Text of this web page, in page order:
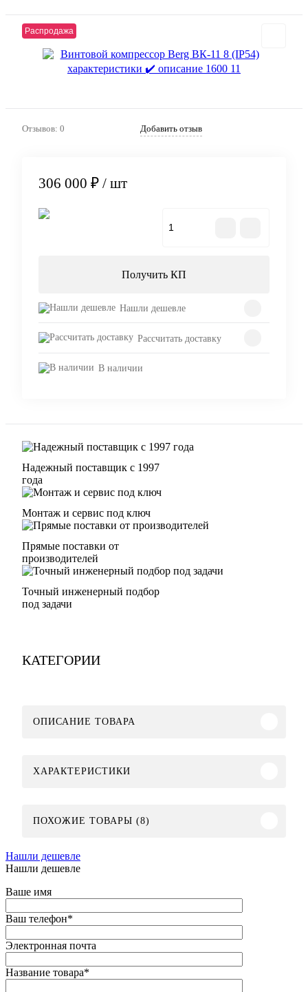
Распродажа
Отзывов: 0 Добавить отзыв
306 000 ₽ / шт
Получить КП
Нашли дешевле
Рассчитать доставку
В наличии
Надежный поставщик с 1997
года
Монтаж и сервис под ключ
Прямые поставки от
производителей
Точный инженерный подбор
под задачи
КАТЕГОРИИ
ОПИСАНИЕ ТОВАРА
ХАРАКТЕРИСТИКИ
ПОХОЖИЕ ТОВАРЫ (8)
Нашли дешевле
Нашли дешевле
Ваше имя
Ваш телефон*
Электронная почта
Название товара*